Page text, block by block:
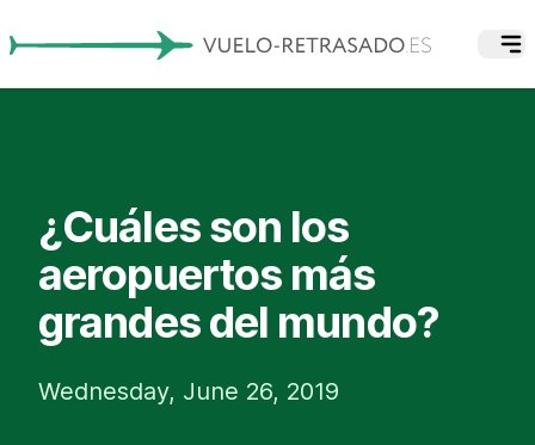
¿Cuáles son los
aeropuertos más
grandes del mundo?
Wednesday, June 26, 2019